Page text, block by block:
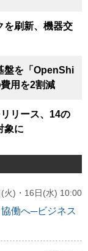
を刷新、機器交
盤を「OpenShi
用を2割減
リース、14の
象に
火)・16日(水) 10:00
働へ─ビジネス